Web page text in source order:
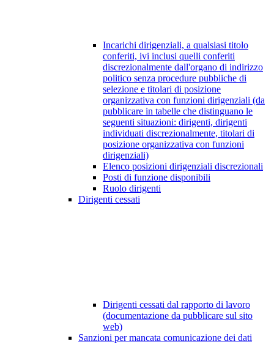
Incarichi dirigenziali, a qualsiasi titolo
conferiti, ivi inclusi quelli conferiti
discrezionalmente dall'organo di indirizzo
politico senza procedure pubbliche di
selezione e titolari di posizione
organizzativa con funzioni dirigenziali (da
pubblicare in tabelle che distinguano le
seguenti situazioni: dirigenti, dirigenti
individuati discrezionalmente, titolari di
posizione organizzativa con funzioni
dirigenziali)
Elenco posizioni dirigenziali discrezionali
Posti di funzione disponibili
Ruolo dirigenti
Dirigenti cessati
Dirigenti cessati dal rapporto di lavoro
(documentazione da pubblicare sul sito
web)
Sanzioni per mancata comunicazione dei dati